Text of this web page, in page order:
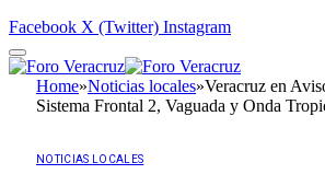
Facebook X (Twitter) Instagram
Home»Noticias locales»Veracruz en
Sistema Frontal 2, Vaguada y Onda
NOTICIAS LOCALES